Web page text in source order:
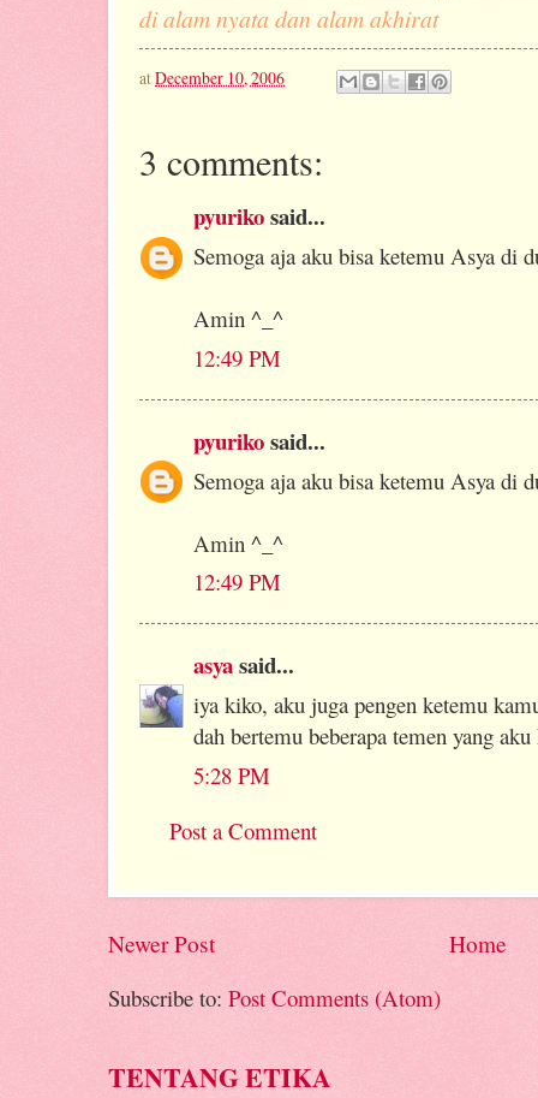
di alam nyata dan alam akhirat
atDecember 10, 2006
3 comments:
pyurikosaid...
Semoga aja aku bisa ketemu Asya di
Amin ^_^
12:49 PM
pyurikosaid...
Semoga aja aku bisa ketemu Asya di
Amin ^_^
12:49 PM
asyasaid...
iya kiko, aku juga pengen ketemu
dah bertemu beberapa temen yang
5:28 PM
Post a Comment
Newer Post
Home
Subscribe to: Post Comments (Atom)
TENTANG ETIKA